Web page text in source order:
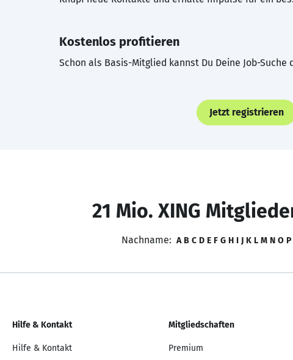
Kostenlos profitieren
Schon als Basis-Mitglied kannst Du Deine Job-
Jetzt registrieren
21 Mio. XING
Nachname: A B C D E F G H I J K L M N O P
Hilfe & Kontakt
Hilfe & Kontakt
Mitgliedschaften
Premium